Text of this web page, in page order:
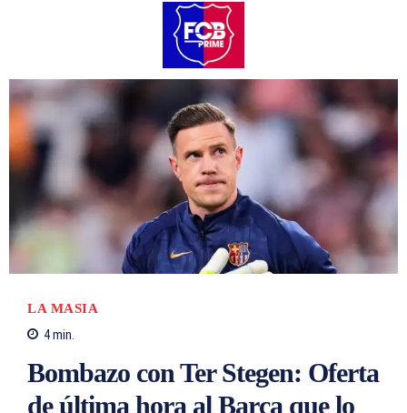
LA MASIA
4min.
Bombazo con Ter Stegen: Oferta
de última hora al Barça que lo